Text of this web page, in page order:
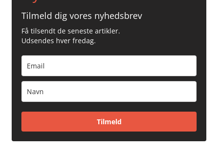
Tilmeld dig vores nyhedsbrev
Få tilsendt de seneste artikler.
Udsendes hver fredag.
Tilmeld